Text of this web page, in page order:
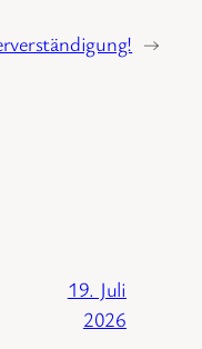
→
19. Juli
2026